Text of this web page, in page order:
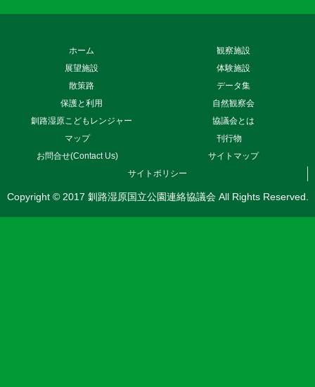
ホーム
観察施設
展望施設
体験施設
散策路
データ集
保護と利用
自然観察会
釧路湿原こどもレンジャー
協議会とは
マップ
刊行物
お問合せ(Contact Us)
サイトマップ
サイトポリシー
Copyright © 2017 釧路湿原国立公園連絡協議会 All Rights Reserved.